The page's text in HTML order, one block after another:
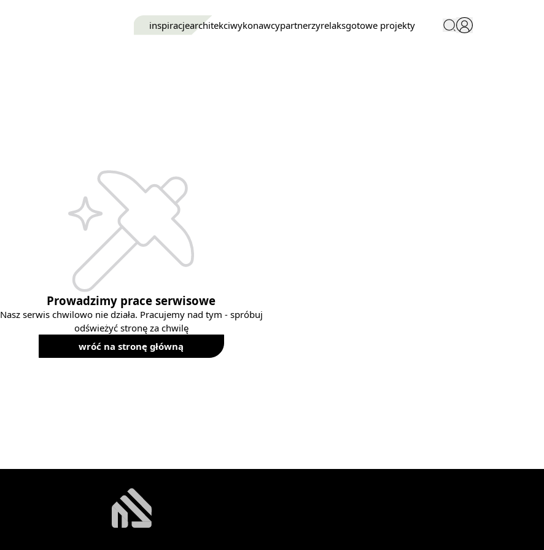
inspiracjearchitekciwykonawcypartnerzyrelaksgotowe projekty
Prowadzimy prace serwisowe
Nasz serwis chwilowo nie działa. Pracujemy nad tym - spróbuj
odświeżyć stronę za chwilę
wróć na stronę główną